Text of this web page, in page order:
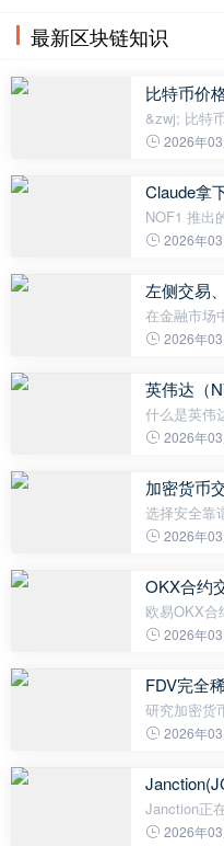
最新区块链知识
比特币价
&zwj; 比特
BTCC的金
元。MACD
2026年
Claude拿
NOF1 推出
在 2025 年
结局却有点
2026年
左侧交易
在金融市场
与「右侧交
情境，而选
2026年
英伟达（
什么是英伟
一种 由社区
管它与真正
2026年
加密货币
选择安全靠
国哪些加密
和管理数字
2026年
OKX合约
欧易OKX合
者开空比特
交易，核心
2026年
FDV完全
研究加密货
个名词，究
市值的差
2026年
Janction正
Janction 的
2026年